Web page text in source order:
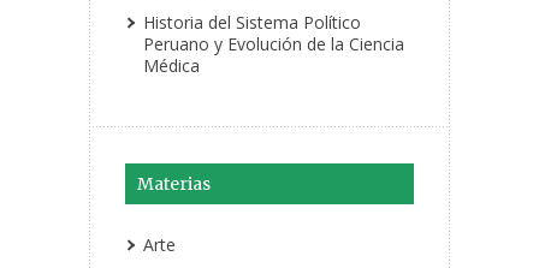
Historia del Sistema Político
Peruano y Evolución de la Ciencia
Médica
Materias
Arte